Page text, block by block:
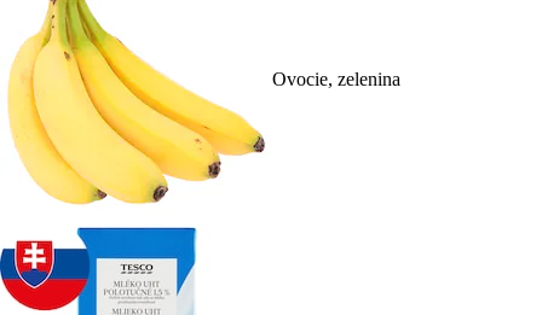
Ovocie, zelenina